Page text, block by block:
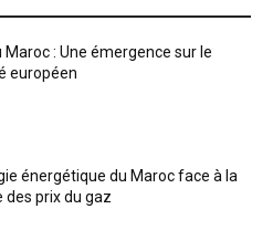
Maroc : Une émergence sur le
européen
énergétique du Maroc face à la
des prix du gaz